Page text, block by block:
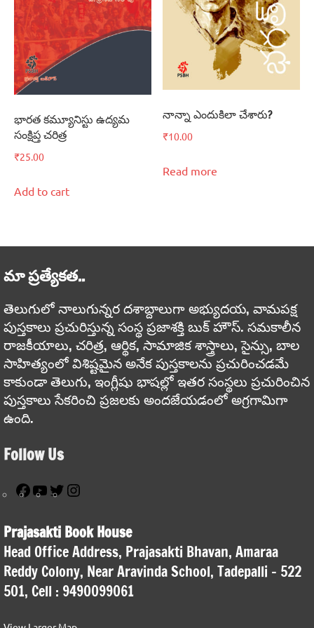
భారత కమ్యూనిస్టు ఉద్యమ
సంక్షిప్త చరిత్ర
₹25.00
Add to cart
నాన్నా ఎందుకిలా చేశారు?
₹10.00
Read more
మా ప్రత్యేకత..
తెలుగులో నాలుగున్నర దశాబ్దాలుగా అభ్యుదయ, వామపక్ష
పుస్తకాలు ప్రచురిస్తున్న సంస్థ ప్రజాశక్తి బుక్ హౌస్. సమకాలీన
రాజకీయాలు, చరిత్ర, ఆర్థిక, సామాజిక శాస్త్రాలు, సైన్సు, బాల
సాహిత్యంలో విశిష్టమైన అనేక పుస్తకాలను ప్రచురించడమే
కాకుండా తెలుగు, ఇంగ్లీషు భాషల్లో ఇతర సంస్థలు ప్రచురించిన
పుస్తకాలు సేకరించి ప్రజలకు అందజేయడంలో అగ్రగామిగా
ఉంది.
Follow Us
Facebook
YouTubeTwitter
Prajasakti Book House
Head Office Address, Prajasakti Bhavan, Amaraa
Reddy Colony, Near Aravinda School, Tadepalli – 522
501, Cell : 9490099061